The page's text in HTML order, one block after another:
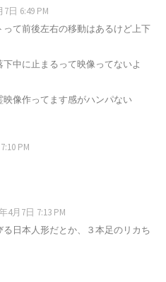
7日 6:49 PM
て前後左右の移動はあるけど上下
中に止まるって映像ってないよ
像作ってます感がハンパない
PM
4月7日 7:13 PM
日本人形だとか、３本足のリカち